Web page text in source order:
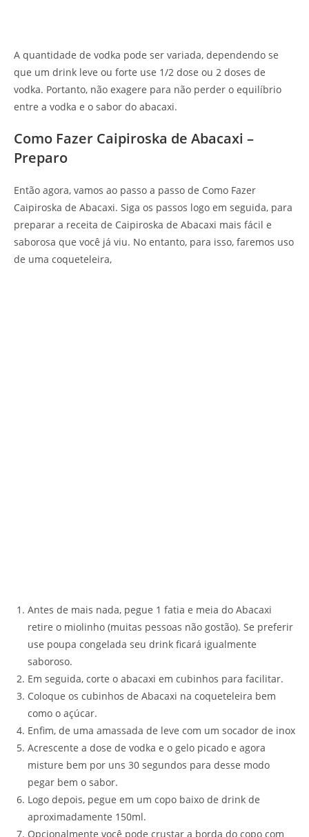
A quantidade de vodka pode ser variada, dependendo se
que um drink leve ou forte use 1/2 dose ou 2 doses de
vodka. Portanto, não exagere para não perder o equilíbrio
entre a vodka e o sabor do abacaxi.
Como Fazer Caipiroska de Abacaxi –
Preparo
Então agora, vamos ao passo a passo de Como Fazer
Caipiroska de Abacaxi. Siga os passos logo em seguida, para
preparar a receita de Caipiroska de Abacaxi mais fácil e
saborosa que você já viu. No entanto, para isso, faremos uso
de uma coqueteleira,
Antes de mais nada, pegue 1 fatia e meia do Abacaxi
retire o miolinho (muitas pessoas não gostão). Se preferir
use poupa congelada seu drink ficará igualmente
saboroso.
Em seguida, corte o abacaxi em cubinhos para facilitar.
Coloque os cubinhos de Abacaxi na coqueteleira bem
como o açúcar.
Enfim, de uma amassada de leve com um socador de inox
Acrescente a dose de vodka e o gelo picado e agora
misture bem por uns 30 segundos para desse modo
pegar bem o sabor.
Logo depois, pegue em um copo baixo de drink de
aproximadamente 150ml.
Opcionalmente você pode crustar a borda do copo com